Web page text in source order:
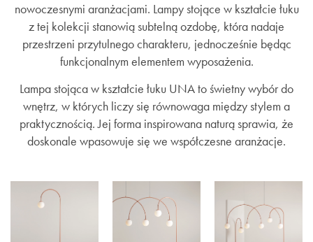
nowoczesnymi aranżacjami. Lampy stojące w kształcie łuku
z tej kolekcji stanowią subtelną ozdobę, która nadaje
przestrzeni przytulnego charakteru, jednocześnie będąc
funkcjonalnym elementem wyposażenia.
Lampa stojąca w kształcie łuku UNA to świetny wybór do
wnętrz, w których liczy się równowaga między stylem a
praktycznością. Jej forma inspirowana naturą sprawia, że
doskonale wpasowuje się we współczesne aranżacje.